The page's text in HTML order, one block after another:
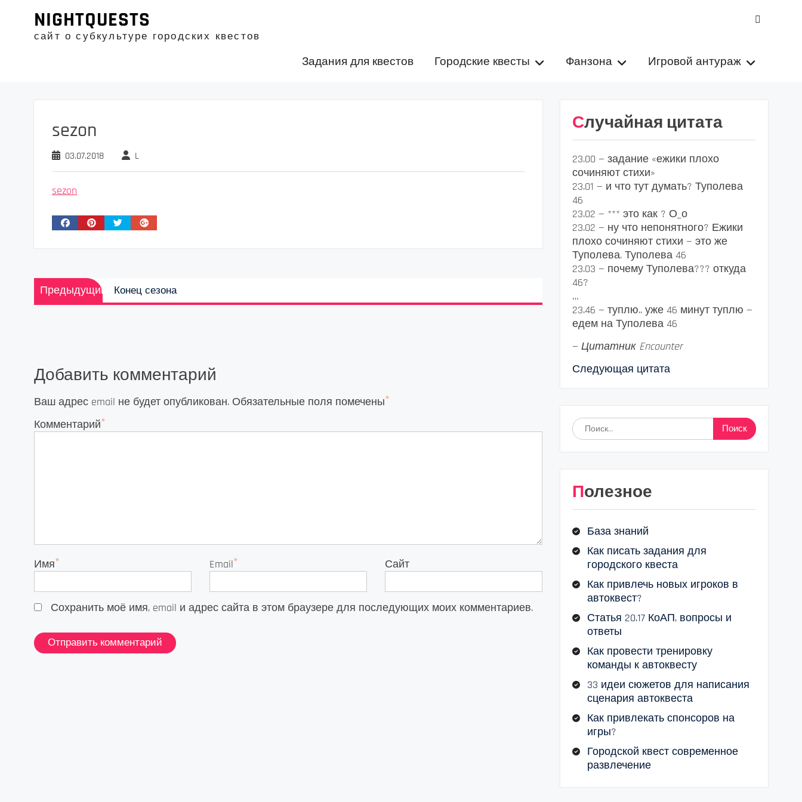
содержимому
NIGHTQUESTS
сайт о субкультуре городских квестов
Задания для квестов Городские квесты Фанзона Игровой антураж
sezon
03.07.2018 L
sezon
Навигация
по
Предыдущий
Предыдущая
запись:
Конец сезона
Добавить комментарий
Ваш адрес email не будет опубликован. Обязательные поля помечены*
Комментарий*
Имя* Email* Сайт
Сохранить моё имя, email и адрес сайта в этом браузере для последующих моих комментариев.
Случайная цитата
23.00 — задание «ежики плохо
сочиняют стихи»
23.01 — и что тут думать? Туполева
46
23.02 — *** это как ? О_о
23.02 — ну что непонятного? Ежики
плохо сочиняют стихи — это же
Туполева. Туполева 46
23.03 — почему Туполева??? откуда
46?
…
23.46 — туплю.. уже 46 минут туплю —
едем на Туполева 46
— Цитатник Encounter
Следующая цитата
Найти:
Полезное
База знаний
Как писать задания для
городского квеста
Как привлечь новых игроков в
автоквест?
Статья 20.17 КоАП, вопросы и
ответы
Как провести тренировку
команды к автоквесту
33 идеи сюжетов для написания
сценария автоквеста
Как привлекать спонсоров на
игры?
Городской квест современное
развлечение